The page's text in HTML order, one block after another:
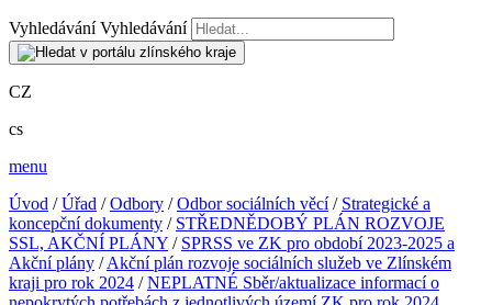
Vyhledávání Vyhledávání
CZ
cs
menu
Úvod /Úřad /Odbory /Odbor sociálních věcí/ Strategické a
koncepční dokumenty / STŘEDNĚDOBÝ PLÁN ROZVOJE
SSL, AKČNÍ PLÁNY / SPRSS ve ZK pro období 2023-2025 a
Akční plány /Akční plán rozvoje sociálních služeb ve Zlínském
kraji pro rok 2024 /NEPLATNÉ Sběr/aktualizace informací o